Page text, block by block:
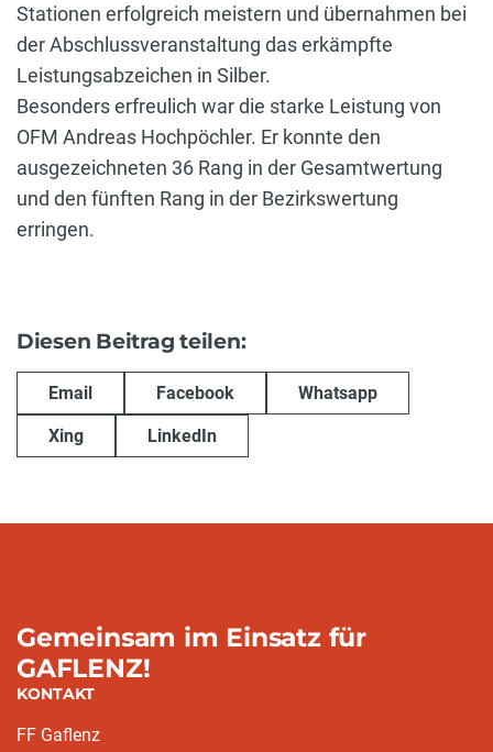
Stationen erfolgreich meistern und übernahmen bei
der Abschlussveranstaltung das erkämpfte
Leistungsabzeichen in Silber.
Besonders erfreulich war die starke Leistung von
OFM Andreas Hochpöchler. Er konnte den
ausgezeichneten 36 Rang in der Gesamtwertung
und den fünften Rang in der Bezirkswertung
erringen.
Diesen Beitrag teilen:
Email Facebook Whatsapp
Xing LinkedIn
Gemeinsam im Einsatz für
GAFLENZ!
KONTAKT
FF Gaflenz